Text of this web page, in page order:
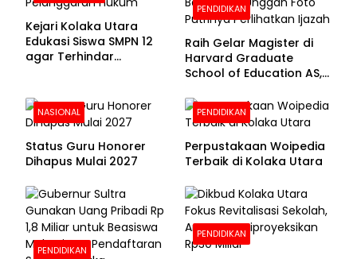
Kejari Kolaka Utara
Edukasi Siswa SMPN 12
agar Terhindar
PENDIDIKAN
Raih Gelar Magister di
Harvard Graduate
School of Education AS,
Foto Putrinya Perlihatkan
Ijazah
NASIONAL
Status Guru Honorer
Dihapus Mulai 2027
PENDIDIKAN
Perpustakaan Woipedia
Terbaik di Kolaka Utara
PENDIDIKAN
PENDIDIKAN